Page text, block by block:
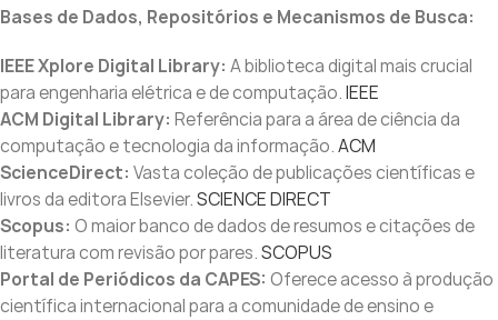
Bases de Dados, Repositórios e Mecanismos de Busca:
IEEE Xplore Digital Library: A biblioteca digital mais crucial
para engenharia elétrica e de computação.IEEE
ACM Digital Library: Referência para a área de ciência da
computação e tecnologia da informação.ACM
ScienceDirect: Vasta coleção de publicações científicas e
livros da editora Elsevier.SCIENCE DIRECT
Scopus: O maior banco de dados de resumos e citações de
literatura com revisão por pares.SCOPUS
Portal de Periódicos da CAPES: Oferece acesso à produção
científica internacional para a comunidade de ensino e